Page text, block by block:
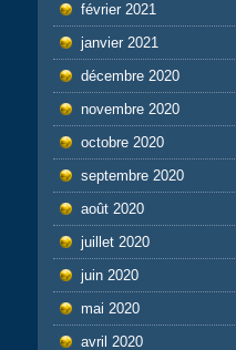
février 2021
janvier 2021
décembre 2020
novembre 2020
octobre 2020
septembre 2020
août 2020
juillet 2020
juin 2020
mai 2020
avril 2020